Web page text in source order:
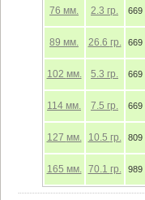
мм. 2.3 гр. 669 руб.
мм. 26.6гр. 669 руб.
мм. 5.3 гр. 669 руб.
мм. 7.5 гр. 669 руб.
мм. 10.5гр. 809 руб.
мм. 70.1гр. 989 руб.